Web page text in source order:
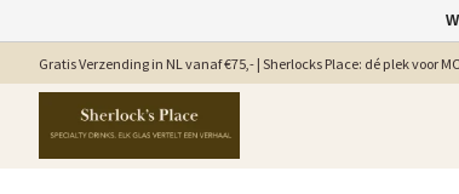
Gratis Verzending in NL vanaf €75,- | Sherlocks Place: dé plek voor